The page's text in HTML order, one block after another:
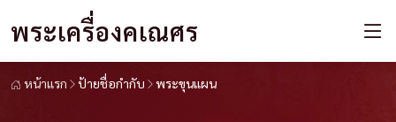
พระเครื่องคเณศร
หน้าแรก ป้ายชื่อกำกับ พระขุนแผน